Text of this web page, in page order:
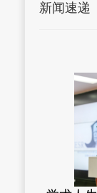
新闻速递